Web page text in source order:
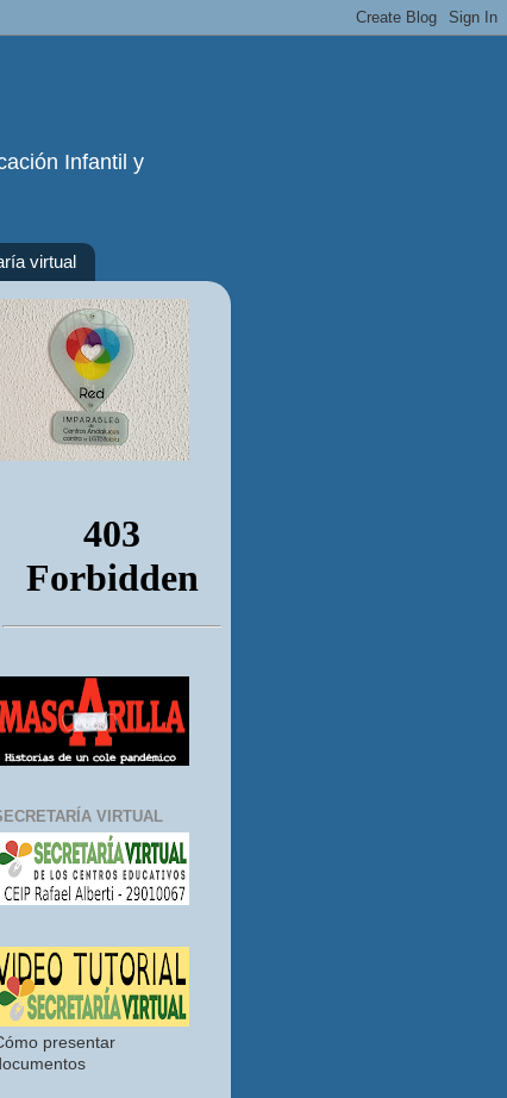
Infantil y
virtual
VIRTUAL
presentar